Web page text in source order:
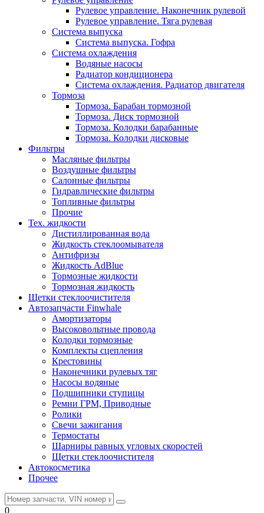
Рулевое управление. Наконечник рулевой
Рулевое управление. Тяга рулевая
Система выпуска
Система выпуска. Гофра
Система охлаждения
Водяные насосы
Радиатор кондиционера
Система охлаждения. Радиатор двигателя
Тормоза
Тормоза. Барабан тормозной
Тормоза. Диск тормозной
Тормоза. Колодки барабанные
Тормоза. Колодки дисковые
Фильтры
Масляные фильтры
Воздушные фильтры
Салонные фильтры
Гидравлические фильтры
Топливные фильтры
Прочие
Тех. жидкости
Дистиллированная вода
Жидкость стеклоомывателя
Антифризы
Жидкость AdBlue
Тормозные жидкости
Тормозная жидкость
Щетки стеклоочистителя
Автозапчасти Finwhale
Амортизаторы
Высоковольтные провода
Колодки тормозные
Комплекты сцепления
Крестовины
Наконечники рулевых тяг
Насосы водяные
Подшипники ступицы
Ремни ГРМ, Приводные
Ролики
Свечи зажигания
Термостаты
Шарниры равных угловых скоростей
Щетки стеклоочистителя
Автокосметика
Прочее
0